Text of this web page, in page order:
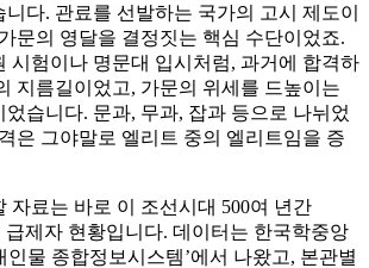
다. 관료를 선발하는 국가의 고시 제도이
문의 영달을 결정짓는 핵심 수단이었죠.
시험이나 명문대 입시처럼, 과거에 합격하
지름길이었고, 가문의 위세를 드높이는
습니다. 문과, 무과, 잡과 등으로 나뉘었
은 그야말로 엘리트 중의 엘리트임을 증
자료는 바로 이 조선시대 500여 년간
급제자 현황입니다. 데이터는 한국학중앙
인물 종합정보시스템’에서 나왔고, 본관별